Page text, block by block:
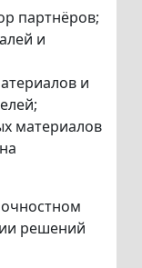
партнёров;
и
и
материалов
решений